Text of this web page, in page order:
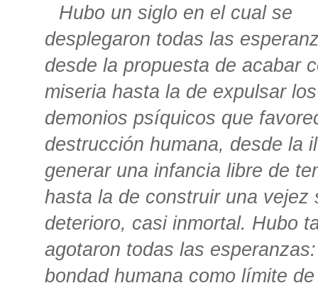
Hubo un siglo en el cual se
desplegaron todas las
desde la propuesta de acabar
miseria hasta la de expulsar los
demonios psíquicos que
destrucción humana, desde la
generar una infancia libre de
hasta la de construir una vejez
deterioro, casi inmortal. Hubo
agotaron todas las
bondad humana como límite